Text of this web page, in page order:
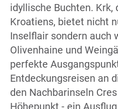
idyllische Buchten. Krk,
Kroatiens, bietet nicht
Inselflair sondern auch
Olivenhaine und
perfekte
Entdeckungsreisen an
den Nachbarinseln
Höhepunkt - ein